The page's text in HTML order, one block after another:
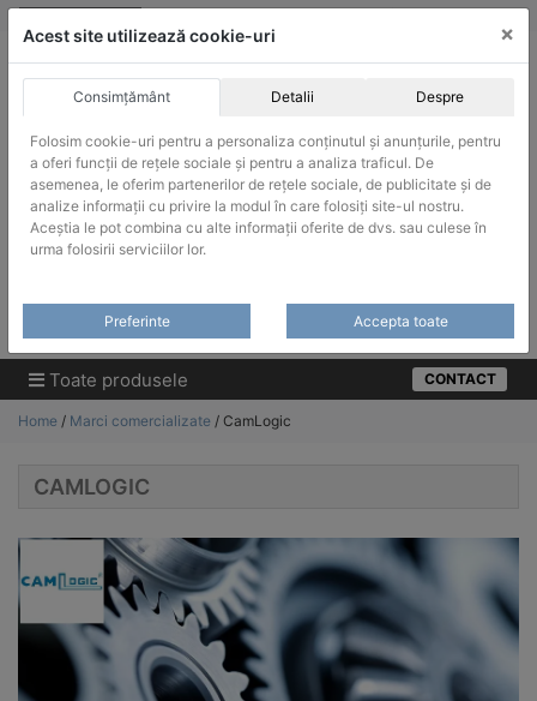
Skip
ACHIZITII PUBLICE
Produsele pot fi achizitionate si in sistemul SEAP / SICAP
Products
Toate produsele CONTACT
Home / Marci comercializate / CamLogic
CAMLOGIC
Acest site utilizează cookie-uri ×
Consimțământ Detalii Despre
Folosim cookie-uri pentru a personaliza conținutul și anunțurile, pentru
a oferi funcții de rețele sociale și pentru a analiza traficul. De
asemenea, le oferim partenerilor de rețele sociale, de publicitate și de
analize informații cu privire la modul în care folosiți site-ul nostru.
Aceștia le pot combina cu alte informații oferite de dvs. sau culese în
urma folosirii serviciilor lor.
Preferinte Accepta toate